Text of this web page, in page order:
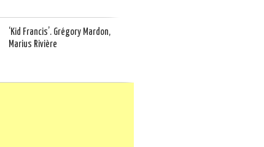
‘Kid Francis’. Grégory Mardon,
Marius Rivière